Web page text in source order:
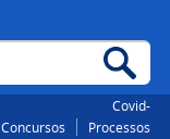
Covid-
Concursos
Processos